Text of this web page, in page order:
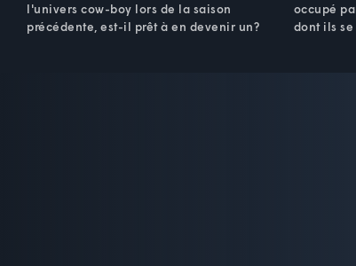
l'univers cow-boy lors de la saison
précédente, est-il prêt à en devenir un?
occupé
dont ils